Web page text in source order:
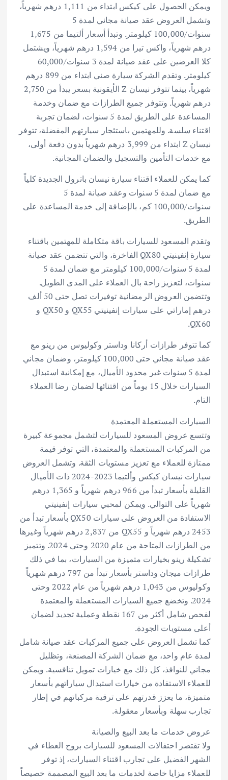
ويمكن الحصول على كيكس ابتداء من 1,111 درهم شهرياً،
وتشمل العروض عقد صيانة مجاني لمدة 5
سنوات/100,000 كيلومتر. وتبدأ أسعار ألتيما من 1,675
درهم شهرياً، واكس تيرا من 1,594 درهم شهرياً، ويشتمل
كلا العرضين على عقد صيانة لمدة 3 سنوات/60,000
كيلومتر. وتقدم الشركة سيارة صني ابتداء من 899 درهم
شهرياً، بينما تتوفر نيسان Z الأيقونية بسعر يبدأ من 2,750
درهم شهرياً. وتتوفر جميع الطرازات مع ضمان وخدمة
المساعدة على الطريق لمدة 5 سنوات، لضمان تجربة
اقتناء سلسة. وللمهتمين باستئجار سيارتهم المفضلة، تتوفر
نيسان Z ابتداء من 3,999 درهم شهرياً بدون دفعة أولى،
مع خدمات التأمين والتسجيل والضمان المجانية.
كما يمكن للعملاء اقتناء سيارة نيسان باترول الجديدة كلياً
مع ضمان لمدة 5 سنوات وعقد صيانة لمدة 5
سنوات/100,000 كم، بالإضافة إلى خدمة المساعدة على
الطريق.
وتقدم المسعود للسيارات باقة متكاملة للمهتمين باقتناء
سيارة إنفينيتي QX80 الفاخرة، والتي تتضمن عقد صيانة
لمدة 5 سنوات/100,000 كيلومتر مع ضمان لمدة 5
سنوات، لتعزيز راحة بال العملاء على المدى الطويل.
وتتضمن العروض الرمضانية توفيرات تصل حتى 50 ألف
درهم إماراتي على سيارات إنفينيتي QX55 و QX50 و
QX60.
كما تتوفر طرازات أركانا وداستر وكوليوس من رينو مع
عقد صيانة مجاني حتى 100,000 كيلومتر، وضمان مجاني
لمدة 5 سنوات غير محدود الأميال، مع إمكانية استبدال
السيارات خلال 15 يوماً من اقتنائها لضمان رضا العملاء
التام.
السيارات المستعملة المعتمدة
وتتسع عروض المسعود للسيارات لتشمل مجموعة كبيرة
من المركبات المستعملة والمعتمدة، التي توفر قيمة
ممتازة للعملاء مع تعزيز مستويات الثقة. وتشمل العروض
سيارات نيسان كيكس وألتيما 2023-2024 ذات الأميال
القليلة بأسعار تبدأ من 966 درهم شهرياً و 1,365 درهم
شهرياً على التوالي. ويمكن لمحبي سيارات إنفينيتي
الاستفادة من العروض على سيارات QX50 بأسعار تبدأ من
2453 درهم شهرياً و QX55 من 2,837 درهم شهرياً وغيرها
من الطرازات المتاحة من عام 2020 وحتى 2024. وتتميز
تشكيلة رينو بخيارات متميزة من السيارات، بما في ذلك
طرازات ميجان وداستر بأسعار تبدأ من 797 درهم شهرياً
وكوليوس من 1,043 درهم شهرياً من عام 2022 وحتى
2024. وتخضع جميع السيارات المستعملة والمعتمدة
لفحص شامل أكثر من 167 نقطة وعملية تجديد لضمان
أعلى مستويات الجودة.
كما تشمل العروض على جميع المركبات عقد صيانة شامل
لمدة عام واحد، مع ضمان الشركة المصنعة، وتظليل
مجاني للنوافذ، كل ذلك مع خيارات تمويل تنافسية. ويمكن
للعملاء الاستفادة من خيارات استبدال سياراتهم بأسعار
متميزة، ما يعزز قدرتهم على ترقية مركباتهم في إطار
تجارب سهلة وبأسعار معقولة.
عروض خدمات ما بعد البيع والصيانة
ولا تقتصر احتفالات المسعود للسيارات بروح العطاء في
الشهر الفضيل على تجارب اقتناء السيارات، إذ توفر
للعملاء مزايا خاصة لخدمات ما بعد البيع المصممة خصيصاً